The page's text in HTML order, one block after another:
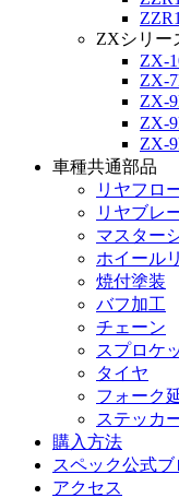
ZXシリー
ZX-
ZX-
ZX-
ZX-
ZX-
車種共通部品
リヤフロ
リヤブレ
マスター
ホイール
焼付塗装
バフ加工
チェーン
スプロケ
タイヤ
フォーク
ステッカ
購入方法
スペック公式ブ
アクセス